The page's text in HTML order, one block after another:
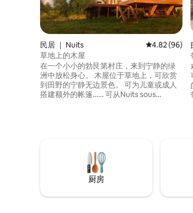
民居 ｜ Nuits 平均评分 4.82
4.82 (96)
草地上的木屋
在一个小小的勃艮第村庄，来到宁静的绿
洲中放松身心。 木屋位于草地上，可欣赏
到田野的宁静无边景色。 可为儿童或成人
搭建额外的帐篷…… 可从Nuits sous
Tonnerre、Avallon和夏布利地区。
厨房